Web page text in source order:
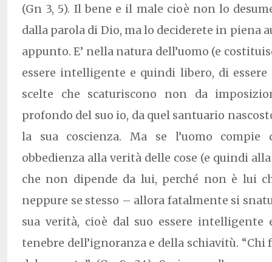
(Gn 3, 5). Il bene e il male cioè non lo
dalla parola di Dio, ma lo deciderete in piena
appunto. E’ nella natura dell’uomo (e
essere intelligente e quindi libero, di essere
scelte che scaturiscono non da
profondo del suo io, da quel santuario
la sua coscienza. Ma se l’uomo
obbedienza alla verità delle cose (e quindi
che non dipende da lui, perché non è lui
neppure se stesso – allora fatalmente si
sua verità, cioè dal suo essere intelligente
tenebre dell’ignoranza e della schiavitù. “Chi